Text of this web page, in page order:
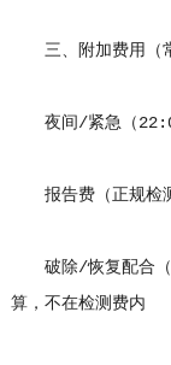
三、附加费用（常
夜间/紧急（
报告费（正规检
破除/恢复配合（
算，不在检测费内